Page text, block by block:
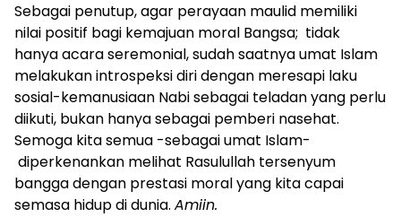
Sebagai penutup, agar perayaan maulid memiliki
nilai positif bagi kemajuan moral Bangsa; tidak
hanya acara seremonial, sudah saatnya umat Islam
melakukan introspeksi diri dengan meresapi laku
sosial-kemanusiaan Nabi sebagai teladan yang perlu
diikuti, bukan hanya sebagai pemberi nasehat.
Semoga kita semua -sebagai umat Islam-
diperkenankan melihat Rasulullah tersenyum
bangga dengan prestasi moral yang kita capai
semasa hidup di dunia. Amiin.